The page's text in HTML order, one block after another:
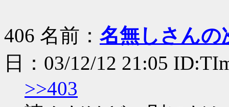
406 名前： 名無しさんの
日：03/12/12 21:05
>>403